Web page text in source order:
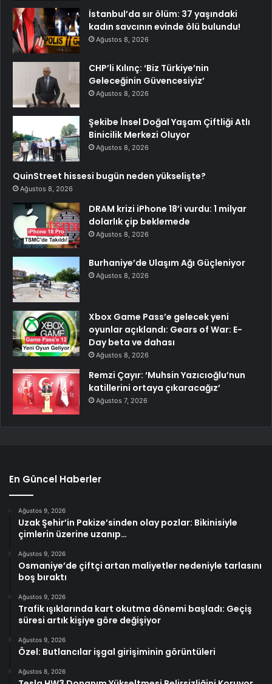
İstanbul’da sır ölüm: 37 yaşındaki
kadın savcının evinde ölü bulundu!
Ağustos 8, 2026
CHP’li Kılınç: ‘Biz Türkiye’nin
Geleceğinin Güvencesiyiz’
Ağustos 8, 2026
Şekibe İnsel Doğal Yaşam Çiftliği Atlı
Binicilik Merkezi Oluyor
Ağustos 8, 2026
QuinStreet hissesi bugün neden yükselişte?
Ağustos 8, 2026
DRAM krizi iPhone 18’i vurdu: 1 milyar
dolarlık çip beklemede
Ağustos 8, 2026
Burhaniye’de Ulaşım Ağı Güçleniyor
Ağustos 8, 2026
Xbox Game Pass’e gelecek yeni
oyunlar açıklandı: Gears of War: E-
Day beta ve dahası
Ağustos 8, 2026
Remzi Çayır: ‘Muhsin Yazıcıoğlu’nun
katillerini ortaya çıkaracağız’
Ağustos 7, 2026
En Güncel Haberler
Ağustos 9, 2026
Uzak Şehir’in Pakize’sinden olay pozlar: Bikinisiyle
çimlerin üzerine uzanıp…
Ağustos 9, 2026
Osmaniye’de çiftçi artan maliyetler nedeniyle tarlasını
boş bıraktı
Ağustos 9, 2026
Trafik ışıklarında kart okutma dönemi başladı: Geçiş
süresi artık kişiye göre değişiyor
Ağustos 9, 2026
Özel: Butlancılar işgal girişiminin görüntüleri
Ağustos 8, 2026